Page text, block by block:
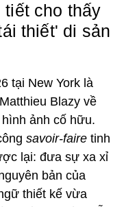
tiết cho thấy
thiết' di sản
tại New York là
Blazy về
ảnh cố hữu.
savoir-faire tinh
lại: đưa sự xa xỉ
bản của
thiết kế vừa